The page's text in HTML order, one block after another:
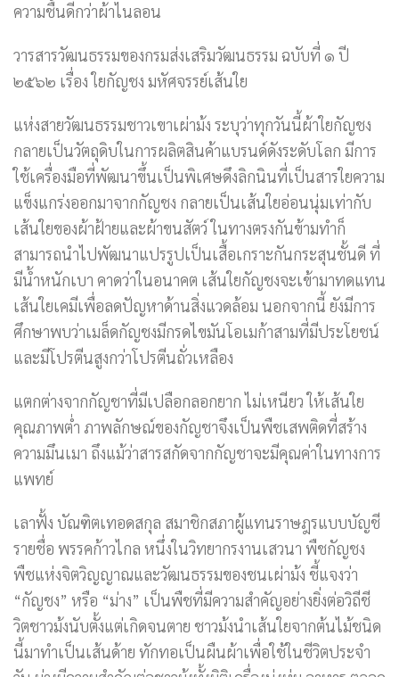
ความชื้นดีกว่าผ้าไนลอน
วารสารวัฒนธรรมของกรมส่งเสริมวัฒนธรรม ฉบับที่ ๑ ปี
๒๕๖๒ เรื่อง ใยกัญชง มหัศจรรย์เส้นใย
แห่งสายวัฒนธรรมชาวเขาเผ่าม้ง ระบุว่าทุกวันนี้ผ้าใยกัญชง
กลายเป็นวัตถุดิบในการผลิตสินค้าแบรนด์ดังระดับโลก มีการ
ใช้เครื่องมือที่พัฒนาขึ้นเป็นพิเศษดึงลิกนินที่เป็นสารใยความ
แข็งแกร่งออกมาจากกัญชง กลายเป็นเส้นใยอ่อนนุ่มเท่ากับ
เส้นใยของผ้าฝ้ายและผ้าขนสัตว์ ในทางตรงกันข้ามทำก็
สามารถนำไปพัฒนาแปรรูปเป็นเสื้อเกราะกันกระสุนชั้นดี ที่
มีน้ำหนักเบา คาดว่าในอนาคต เส้นใยกัญชงจะเข้ามาทดแทน
เส้นใยเคมีเพื่อลดปัญหาด้านสิ่งแวดล้อม นอกจากนี้ ยังมีการ
ศึกษาพบว่าเมล็ดกัญชงมีกรดไขมันโอเมก้าสามที่มีประโยชน์
และมีโปรตีนสูงกว่าโปรตีนถั่วเหลือง
แตกต่างจากกัญชาที่มีเปลือกลอกยาก ไม่เหนียว ให้เส้นใย
คุณภาพต่ำ ภาพลักษณ์ของกัญชาจึงเป็นพืชเสพติดที่สร้าง
ความมึนเมา ถึงแม้ว่าสารสกัดจากกัญชาจะมีคุณค่าในทางการ
แพทย์
เลาฟั้ง บัณฑิตเทอดสกุล สมาชิกสภาผู้แทนราษฎรแบบบัญชี
รายชื่อ พรรคก้าวไกล หนึ่งในวิทยากรงานเสวนา พืชกัญชง
พืชแห่งจิตวิญญาณและวัฒนธรรมของชนเผ่าม้ง ชี้แจงว่า
“กัญชง” หรือ “ม่าง” เป็นพืชที่มีความสำคัญอย่างยิ่งต่อวิถีชี
วิตชาวม้งนับตั้งแต่เกิดจนตาย ชาวม้งนำเส้นใยจากต้นไม้ชนิด
นี้มาทำเป็นเส้นด้าย ทักทอเป็นผืนผ้าเพื่อใช้ในชีวิตประจำ